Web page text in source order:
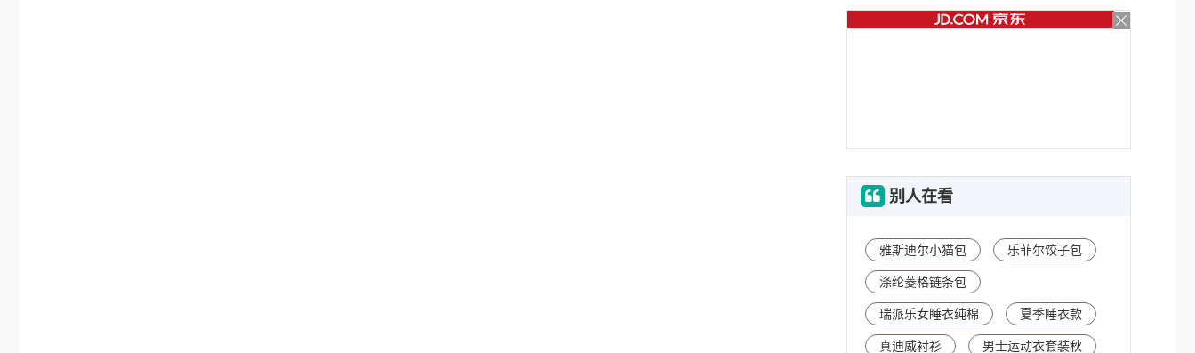
别人在看
雅斯迪尔小猫包 乐菲尔饺子包
涤纶菱格链条包
瑞派乐女睡衣纯棉 夏季睡衣款
真迪威衬衫 男士运动衣套装秋